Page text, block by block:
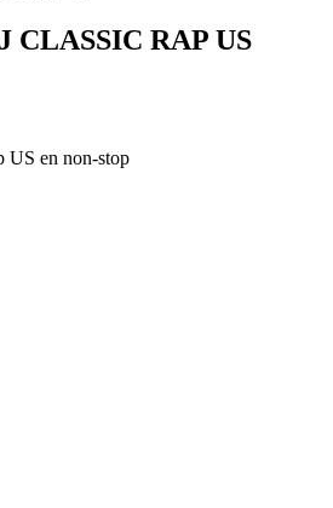
CLASSIC RAP US
US en non-stop